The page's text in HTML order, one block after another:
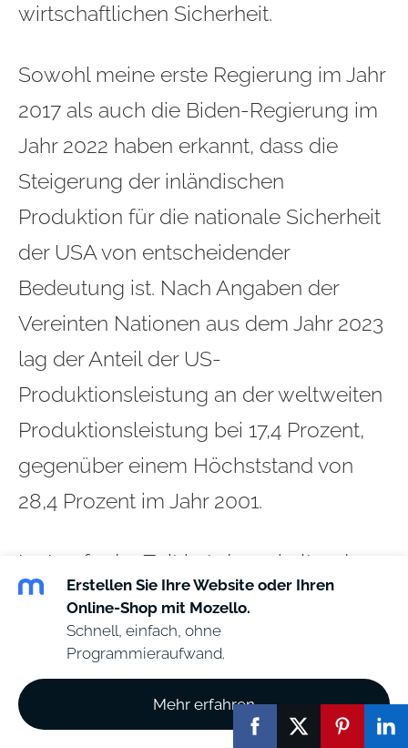
wirtschaftlichen Sicherheit.
Sowohl meine erste Regierung im Jahr
2017 als auch die Biden-Regierung im
Jahr 2022 haben erkannt, dass die
Steigerung der inländischen
Produktion für die nationale Sicherheit
der USA von entscheidender
Bedeutung ist. Nach Angaben der
Vereinten Nationen aus dem Jahr 2023
lag der Anteil der US-
Produktionsleistung an der weltweiten
Produktionsleistung bei 17,4 Prozent,
gegenüber einem Höchststand von
28,4 Prozent im Jahr 2001.
Im Laufe der Zeit hat der anhaltende
Rückgang der Produktionsleistung in
den USA die Produktionskapazitäten in
den USA verringert. Die Notwendigkeit,
robuste und widerstandsfähige
inländische Produktionskapazitäten
Erstellen Sie Ihre Website oder Ihren
Online-Shop mit Mozello.
Schnell, einfach, ohne
Programmieraufwand.
Mehr erfahren